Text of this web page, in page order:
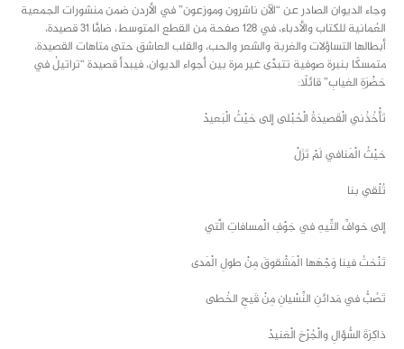
وجاء الديوان الصادر عن “الآن ناشرون وموزعون” في الأردن ضمن منشورات الجمعية
العُمانية للكتاب والأدباء، في 128 صفحة من القطع المتوسط، ضامًّا 31 قصيدة،
أبطالها التساؤلات والغربة والشعر والحب، والقلب العاشق حتى متاهات القصيدة،
متمسكًا بنبرة صوفية تتبدَّى غير مرة بين أجواء الديوان، فيبدأ قصيدة “تراتيلُ في
حَضْرَةِ الغيابِ” قائلًا:
تَأْخُذُني الْقَصيدَةُ الْحُبْلى إلى حَيْثُ الْبَعيدْ
حَيْثُ الْمَنافي لَمْ تَزَلْ
تُلْقي بنا
إلى حَوافِّ التِّيهِ في جَوْفِ الْمسافاتِ الَّتي
تَنْحَتُ فينا وَجْهَها الْمَشْقوقَ مِنْ طولِ الْمَدى
تَصُبُّ في مَدائنِ النِّسْيانِ مِنْ قَيحِ الخُطى
ذاكِرَةَ السُّؤالِ والْجُرْحَ الْعَنيدْ